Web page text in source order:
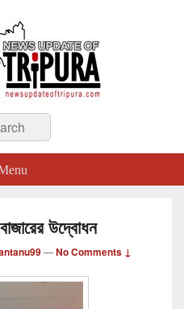
online news & infotainment portal
বাজারের উদ্বোধন
—No Comments ↓